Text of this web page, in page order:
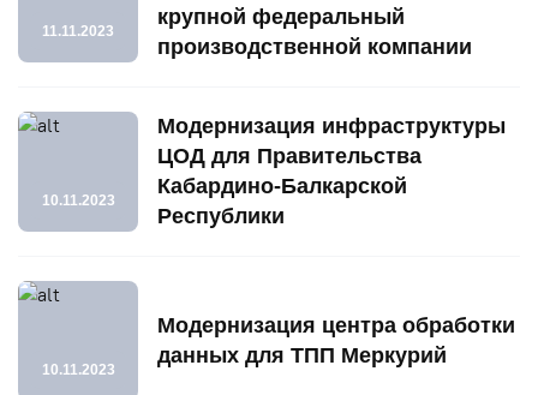
11.11.2023
крупной федеральный
производственной компании
10.11.2023
Модернизация инфраструктуры
ЦОД для Правительства
Кабардино-Балкарской
Республики
10.11.2023
Модернизация центра обработки
данных для ТПП Меркурий